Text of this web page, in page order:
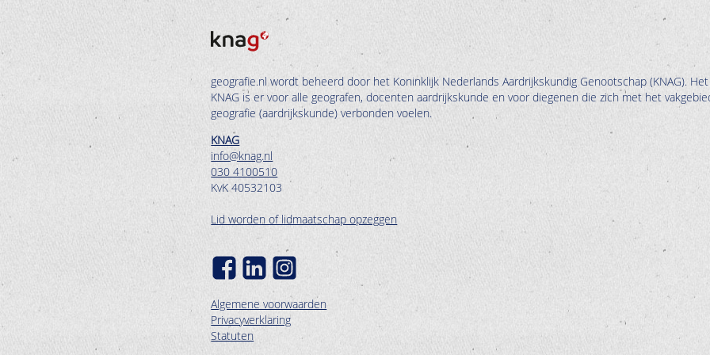
geografie.nl wordt beheerd door het Koninklijk Nederlands Aardrijkskundig Genootschap (KNAG). Het
KNAG is er voor alle geografen, docenten aardrijkskunde en voor diegenen die zich met het
geografie (aardrijkskunde) verbonden voelen.
KNAG
info@knag.nl
030 4100510
KvK 40532103
Lid worden of lidmaatschap opzeggen
Algemene voorwaarden
Privacyverklaring
Statuten